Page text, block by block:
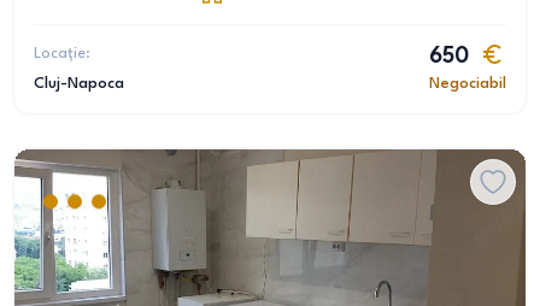
Locație:
Cluj-Napoca
650
Negociabil